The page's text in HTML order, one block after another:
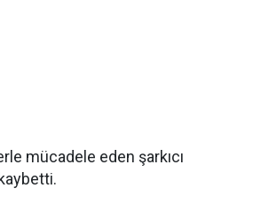
mücadele eden şarkıcı